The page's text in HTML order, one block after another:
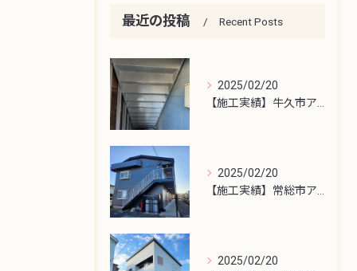
最近の投稿 Recent Posts
2025/02/20
2025/02/20
2025/02/20